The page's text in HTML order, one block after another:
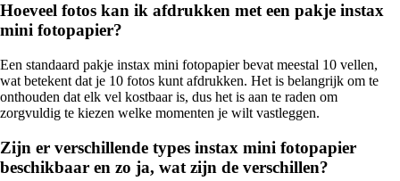
Hoeveel fotos kan ik afdrukken met een pakje instax
mini fotopapier?
Een standaard pakje instax mini fotopapier bevat meestal 10 vellen,
wat betekent dat je 10 fotos kunt afdrukken. Het is belangrijk om te
onthouden dat elk vel kostbaar is, dus het is aan te raden om
zorgvuldig te kiezen welke momenten je wilt vastleggen.
Zijn er verschillende types instax mini fotopapier
beschikbaar en zo ja, wat zijn de verschillen?